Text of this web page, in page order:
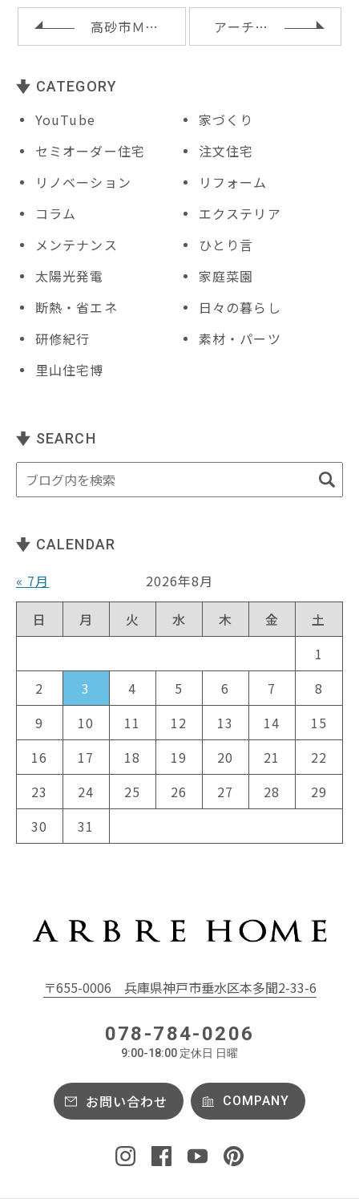
o
k
高砂市Ｍ様邸の基礎配筋検査 アーチ壁とニッチ収納
CATEGORY
YouTube
家づくり
セミオーダー住宅
注文住宅
リノベーション
リフォーム
コラム
エクステリア
メンテナンス
ひとり言
太陽光発電
家庭菜園
断熱・省エネ
日々の暮らし
研修紀行
素材・パーツ
里山住宅博
SEARCH
CALENDAR
« 7月
2026年8月
日
月 火 水 木 金
土
1
2
3 4 5 6 7
8
9
10 11 12 13 14
15
16
17 18 19 20 21
22
23
24 25 26 27 28
29
30
31
〒655-0006 兵庫県神戸市垂水区本多聞2-33-6
078-784-0206
9:00-18:00 定休日 日曜
お問い合わせ COMPANY